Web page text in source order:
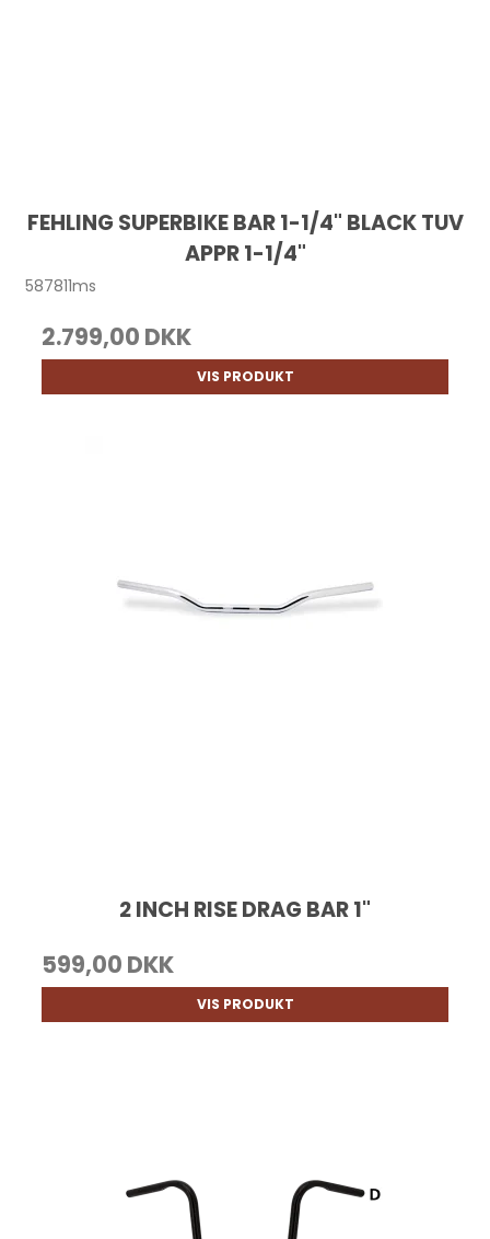
FEHLING SUPERBIKE BAR 1-1/4" BLACK TUV
APPR 1-1/4"
587811ms
2.799,00 DKK
VIS PRODUKT
2 INCH RISE DRAG BAR 1"
599,00 DKK
VIS PRODUKT